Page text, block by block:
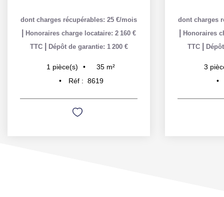
dont charges récupérables: 25 €/mois
Honoraires charge locataire: 2 160 €
TTC
Dépôt de garantie: 1 200 €
1 pièce(s) 35 m²
Réf : 8619
dont charges
Honoraires
TTC
3